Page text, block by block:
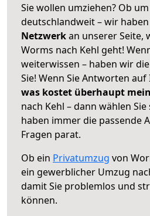
Sie wollen umziehen? Ob
deutschlandweit – wir haben
Netzwerkan unserer Seite,
Worms nach Kehl geht!
weiterwissen – haben wir
Sie! Wenn Sie Antworten
was kostet überhaupt
nach Kehl – dann wählen
haben immer die passende
Fragen parat.
Ob ein Privatumzug von
ein gewerblicher Umzug
damit Sie problemlos und
können.